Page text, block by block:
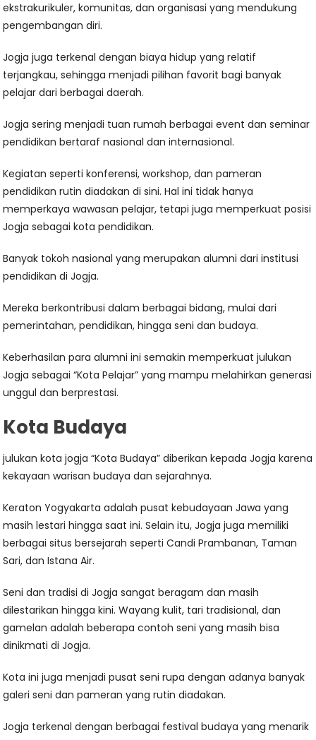
ekstrakurikuler, komunitas, dan organisasi yang mendukung
pengembangan diri.
Jogja juga terkenal dengan biaya hidup yang relatif
terjangkau, sehingga menjadi pilihan favorit bagi banyak
pelajar dari berbagai daerah.
Jogja sering menjadi tuan rumah berbagai event dan seminar
pendidikan bertaraf nasional dan internasional.
Kegiatan seperti konferensi, workshop, dan pameran
pendidikan rutin diadakan di sini. Hal ini tidak hanya
memperkaya wawasan pelajar, tetapi juga memperkuat posisi
Jogja sebagai kota pendidikan.
Banyak tokoh nasional yang merupakan alumni dari institusi
pendidikan di Jogja.
Mereka berkontribusi dalam berbagai bidang, mulai dari
pemerintahan, pendidikan, hingga seni dan budaya.
Keberhasilan para alumni ini semakin memperkuat julukan
Jogja sebagai “Kota Pelajar” yang mampu melahirkan generasi
unggul dan berprestasi.
Kota Budaya
julukan kota jogja “Kota Budaya” diberikan kepada Jogja karena
kekayaan warisan budaya dan sejarahnya.
Keraton Yogyakarta adalah pusat kebudayaan Jawa yang
masih lestari hingga saat ini. Selain itu, Jogja juga memiliki
berbagai situs bersejarah seperti Candi Prambanan, Taman
Sari, dan Istana Air.
Seni dan tradisi di Jogja sangat beragam dan masih
dilestarikan hingga kini. Wayang kulit, tari tradisional, dan
gamelan adalah beberapa contoh seni yang masih bisa
dinikmati di Jogja.
Kota ini juga menjadi pusat seni rupa dengan adanya banyak
galeri seni dan pameran yang rutin diadakan.
Jogja terkenal dengan berbagai festival budaya yang menarik